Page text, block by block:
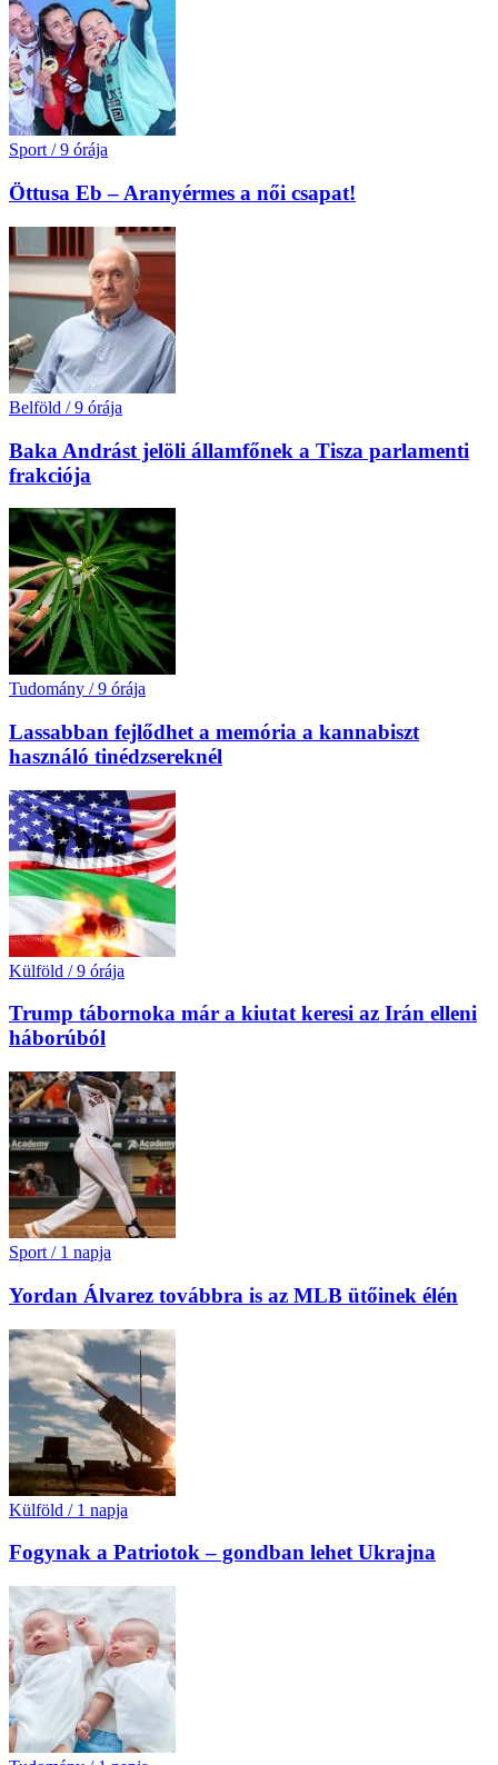
Sport / 9 órája
Öttusa Eb – Aranyérmes a női csapat!
Belföld / 9 órája
Baka Andrást jelöli államfőnek a Tisza parlamenti
frakciója
Tudomány / 9 órája
Lassabban fejlődhet a memória a kannabiszt
használó tinédzsereknél
Külföld / 9 órája
Trump tábornoka már a kiutat keresi az Irán elleni
háborúból
Sport / 1 napja
Yordan Álvarez továbbra is az MLB ütőinek élén
Külföld / 1 napja
Fogynak a Patriotok – gondban lehet Ukrajna